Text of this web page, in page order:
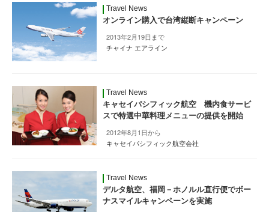
Travel News
オンライン購入で台湾縦断キャンペーン
2013年2月19日まで
チャイナ エアライン
Travel News
キャセイパシフィック航空 機内食サービ
スで特選中華料理メニューの提供を開始
2012年8月1日から
キャセイパシフィック航空会社
Travel News
デルタ航空、福岡－ホノルル直行便でボー
ナスマイルキャンペーンを実施